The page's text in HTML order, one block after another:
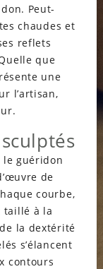
Peut-
chaudes et
reflets
que
une
l’artisan,
guéridon
de
courbe,
taillé à la
la dextérité
s’élancent
contours